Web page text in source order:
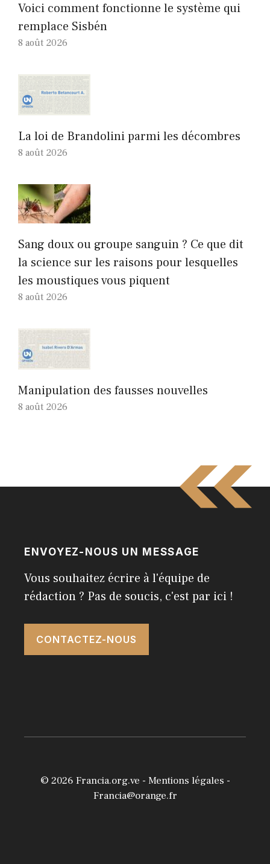
Voici comment fonctionne le système qui
remplace Sisbén
8 août 2026
La loi de Brandolini parmi les décombres
8 août 2026
Sang doux ou groupe sanguin ? Ce que dit
la science sur les raisons pour lesquelles
les moustiques vous piquent
8 août 2026
Manipulation des fausses nouvelles
8 août 2026
ENVOYEZ-NOUS UN MESSAGE
Vous souhaitez écrire à l'équipe de
rédaction ? Pas de soucis, c'est par ici !
CONTACTEZ-NOUS
© 2026 Francia.org.ve - Mentions légales -
Francia@orange.fr